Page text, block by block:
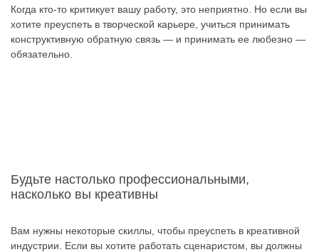
Когда кто-то критикует вашу работу, это неприятно. Но если вы
хотите преуспеть в творческой карьере, учиться принимать
конструктивную обратную связь — и принимать ее любезно —
обязательно.
Будьте настолько профессиональными,
насколько вы креативны
Вам нужны некоторые скиллы, чтобы преуспеть в креативной
индустрии. Если вы хотите работать сценаристом, вы должны